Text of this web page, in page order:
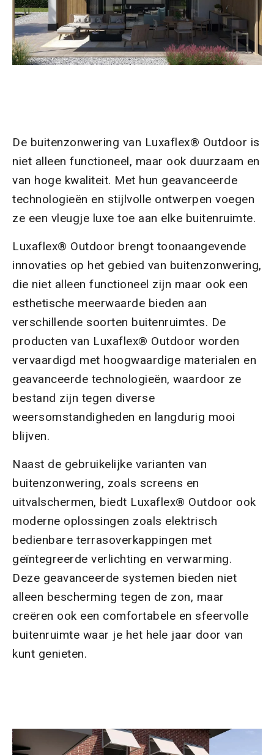
De buitenzonwering van Luxaflex® Outdoor is
niet alleen functioneel, maar ook duurzaam en
van hoge kwaliteit. Met hun geavanceerde
technologieën en stijlvolle ontwerpen voegen
ze een vleugje luxe toe aan elke buitenruimte.
Luxaflex® Outdoor brengt toonaangevende
innovaties op het gebied van buitenzonwering,
die niet alleen functioneel zijn maar ook een
esthetische meerwaarde bieden aan
verschillende soorten buitenruimtes. De
producten van Luxaflex® Outdoor worden
vervaardigd met hoogwaardige materialen en
geavanceerde technologieën, waardoor ze
bestand zijn tegen diverse
weersomstandigheden en langdurig mooi
blijven.
Naast de gebruikelijke varianten van
buitenzonwering, zoals screens en
uitvalschermen, biedt Luxaflex® Outdoor ook
moderne oplossingen zoals elektrisch
bedienbare terrasoverkappingen met
geïntegreerde verlichting en verwarming.
Deze geavanceerde systemen bieden niet
alleen bescherming tegen de zon, maar
creëren ook een comfortabele en sfeervolle
buitenruimte waar je het hele jaar door van
kunt genieten.